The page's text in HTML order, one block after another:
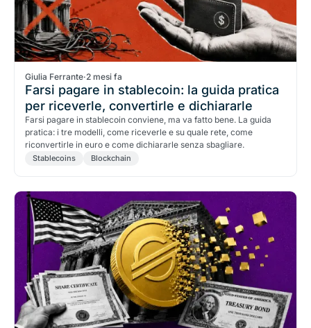
Giulia Ferrante·2 mesi fa
Farsi pagare in stablecoin: la guida pratica
per riceverle, convertirle e dichiararle
Farsi pagare in stablecoin conviene, ma va fatto bene. La guida
pratica: i tre modelli, come riceverle e su quale rete, come
riconvertirle in euro e come dichiararle senza sbagliare.
Stablecoins Blockchain